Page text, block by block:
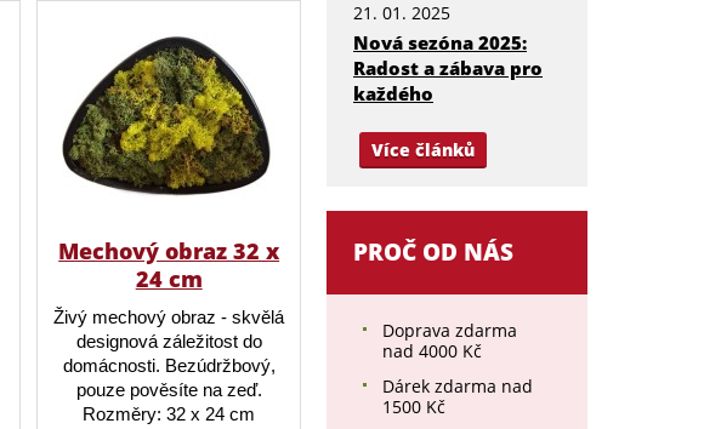
Mechový obraz 32 x
24 cm
Živý mechový obraz - skvělá
designová záležitost do
domácnosti. Bezúdržbový,
pouze pověsíte na zeď.
Rozměry: 32 x 24 cm
21. 01. 2025
Nová sezóna 2025:
Radost a zábava pro
každého
Více článků
PROČ OD NÁS
Doprava zdarma
nad 4000 Kč
Dárek zdarma nad
1500 Kč